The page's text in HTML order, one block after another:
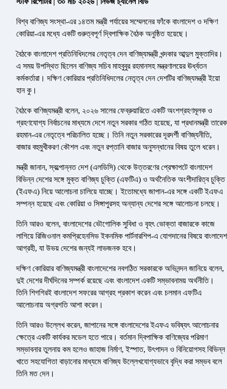
বিশ্ব বাণিজ্য সংস্থা-এর ১৪তম মন্ত্রী পর্যায়ের সম্মেলনের ফাঁকে বাংলাদেশ ও দক্ষিণ
কোরিয়া-এর মধ্যে একটি গুরুত্বপূর্ণ দ্বিপাক্ষিক বৈঠক অনুষ্ঠিত হয়েছে।
বৈঠকে বাংলাদেশ প্রতিনিধিদলের নেতৃত্ব দেন বাণিজ্যমন্ত্রী খন্দকার আব্দুল মুক্তাদির।
এ সময় উপস্থিত ছিলেন বাণিজ্য সচিব মাহবুবুর রহমানসহ মন্ত্রণালয়ের ঊর্ধ্বতন
কর্মকর্তারা। দক্ষিণ কোরিয়ার প্রতিনিধিদলের নেতৃত্ব দেন দেশটির বাণিজ্যমন্ত্রী ইয়ো
হান কু।
বৈঠকে বাণিজ্যমন্ত্রী বলেন, ২০২৬ সালের ফেব্রুয়ারিতে একটি অংশগ্রহণমূলক ও
গ্রহণযোগ্য নির্বাচনের মাধ্যমে দেশে নতুন সরকার গঠিত হয়েছে, যা প্রধানমন্ত্রী তারেক
রহমান-এর নেতৃত্বে পরিচালিত হচ্ছে। তিনি নতুন সরকারের দূরদর্শী বাণিজ্যনীতি,
বাজার বহুমুখীকরণ কৌশল এবং নতুন রপ্তানি বাজার অনুসন্ধানের বিষয় তুলে ধরেন।
মন্ত্রী জানান, স্বল্পোন্নত দেশ (এলডিসি) থেকে উত্তরণের প্রেক্ষাপটে বাংলাদেশ
বিভিন্ন দেশের সঙ্গে মুক্ত বাণিজ্য চুক্তি (এফটিএ) ও অর্থনৈতিক অংশীদারিত্ব চুক্তি
(ইএফএ) নিয়ে আলোচনা চালিয়ে যাচ্ছে। ইতোমধ্যে জাপান-এর সঙ্গে একটি ইএফএ
সম্পন্ন হয়েছে এবং কোরিয়া ও সিঙ্গাপুরসহ অন্যান্য দেশের সঙ্গে আলোচনা চলছে।
তিনি আরও বলেন, বাংলাদেশের ভৌগোলিক সুবিধা ও বৃহৎ ভোক্তা বাজারকে কাজে
লাগিয়ে রিজিওনাল কমপ্রিহেনসিভ ইকনমিক পার্টনারশিপ-এ যোগদানের বিষয়ে বাংলাদেশ
আগ্রহী, যা উভয় দেশের জন্যই লাভজনক হবে।
দক্ষিণ কোরিয়ার বাণিজ্যমন্ত্রী বাংলাদেশের নবগঠিত সরকারকে অভিনন্দন জানিয়ে বলেন,
দুই দেশের দীর্ঘদিনের সম্পর্ক রয়েছে এবং বাংলাদেশ একটি সম্ভাবনাময় অর্থনীতি।
তিনি শিগগিরই বাংলাদেশ সফরের আগ্রহ প্রকাশ করেন এবং চলমান এফটিএ
আলোচনায় অগ্রগতি আশা করেন।
তিনি আরও উল্লেখ করেন, জাপানের সঙ্গে বাংলাদেশের ইএফএ ভবিষ্যৎ আলোচনার
ক্ষেত্রে একটি কার্যকর মডেল হতে পারে। বর্তমান দ্বিপাক্ষিক বাণিজ্যের পরিমাণ
সম্ভাবনার তুলনায় কম হলেও জাহাজ নির্মাণ, ইস্পাত, উৎপাদন ও বিনিয়োগসহ বিভিন্ন
খাতে সহযোগিতা বাড়ানোর মাধ্যমে বাণিজ্য উল্লেখযোগ্যভাবে বৃদ্ধি করা সম্ভব বলে
তিনি মত দেন।